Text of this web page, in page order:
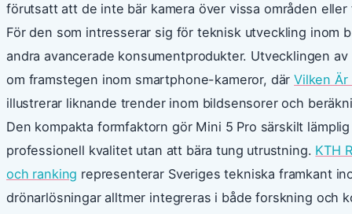
förutsatt att de inte bär kamera över vissa områden
För den som intresserar sig för teknisk utveckling inom
andra avancerade konsumentprodukter. Utvecklingen
om framstegen inom smartphone-kameror, därVilken Är
illustrerar liknande trender inom bildsensorer och
Den kompakta formfaktorn gör Mini 5 Pro särskilt
professionell kvalitet utan att bära tung utrustning. KTH
och ranking representerar Sveriges tekniska framkant
drönarlösningar alltmer integreras i både forskning och